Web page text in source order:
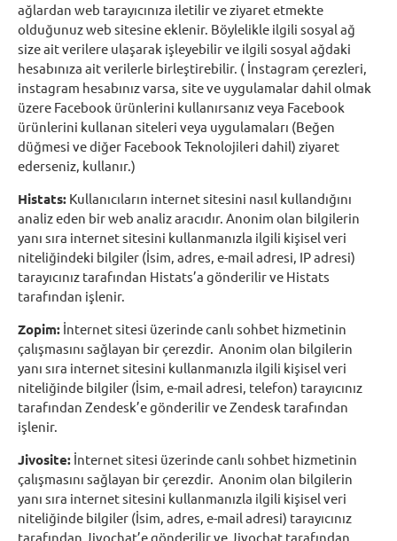
ağlardan web tarayıcınıza iletilir ve ziyaret etmekte
olduğunuz web sitesine eklenir. Böylelikle ilgili sosyal ağ
size ait verilere ulaşarak işleyebilir ve ilgili sosyal ağdaki
hesabınıza ait verilerle birleştirebilir. ( İnstagram çerezleri,
instagram hesabınız varsa, site ve uygulamalar dahil olmak
üzere Facebook ürünlerini kullanırsanız veya Facebook
ürünlerini kullanan siteleri veya uygulamaları (Beğen
düğmesi ve diğer Facebook Teknolojileri dahil) ziyaret
ederseniz, kullanır.)
Histats: Kullanıcıların internet sitesini nasıl kullandığını
analiz eden bir web analiz aracıdır. Anonim olan bilgilerin
yanı sıra internet sitesini kullanmanızla ilgili kişisel veri
niteliğindeki bilgiler (İsim, adres, e-mail adresi, IP adresi)
tarayıcınız tarafından Histats’a gönderilir ve Histats
tarafından işlenir.
Zopim: İnternet sitesi üzerinde canlı sohbet hizmetinin
çalışmasını sağlayan bir çerezdir. Anonim olan bilgilerin
yanı sıra internet sitesini kullanmanızla ilgili kişisel veri
niteliğinde bilgiler (İsim, e-mail adresi, telefon) tarayıcınız
tarafından Zendesk’e gönderilir ve Zendesk tarafından
işlenir.
Jivosite: İnternet sitesi üzerinde canlı sohbet hizmetinin
çalışmasını sağlayan bir çerezdir. Anonim olan bilgilerin
yanı sıra internet sitesini kullanmanızla ilgili kişisel veri
niteliğinde bilgiler (İsim, adres, e-mail adresi) tarayıcınız
tarafından Jivochat’e gönderilir ve Jivochat tarafından